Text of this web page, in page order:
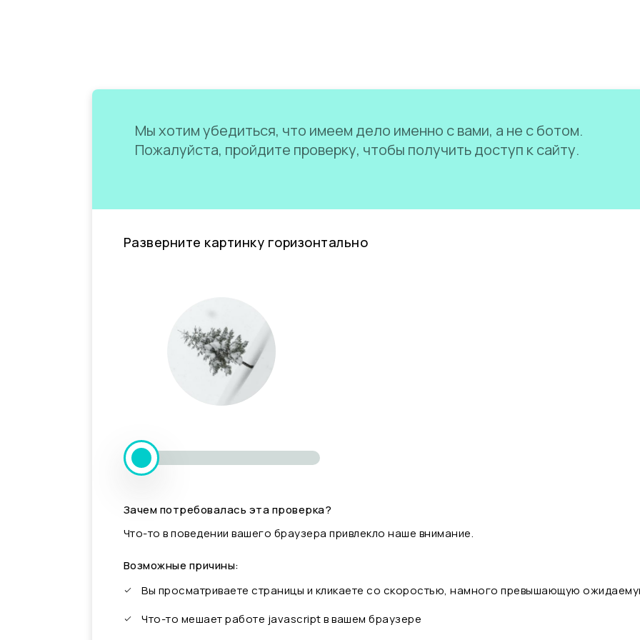
Мы хотим убедиться, что имеем дело именно с вами, а не с ботом.
Пожалуйста, пройдите проверку, чтобы получить доступ к сайту.
Разверните картинку горизонтально
Зачем потребовалась эта проверка?
Что-то в поведении вашего браузера привлекло наше внимание.
Возможные причины:
Вы просматриваете страницы и кликаете со скоростью, намного превышающую
Что-то мешает работе javascript в вашем браузере